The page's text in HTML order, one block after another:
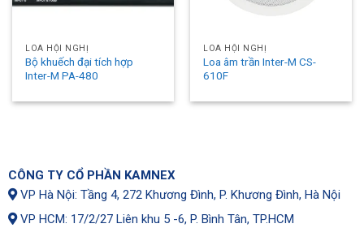
LOA HỘI NGHỊ
Bộ khuếch đại tích hợp
Inter-M PA-480
LOA HỘI NGHỊ
Loa âm trần Inter-M CS-
610F
CÔNG TY CỔ PHẦN KAMNEX
VP Hà Nội: Tầng 4, 272 Khương Đình, P. Khương Đình, Hà Nội
VP HCM: 17/2/27 Liên khu 5 -6, P. Bình Tân, TP.HCM